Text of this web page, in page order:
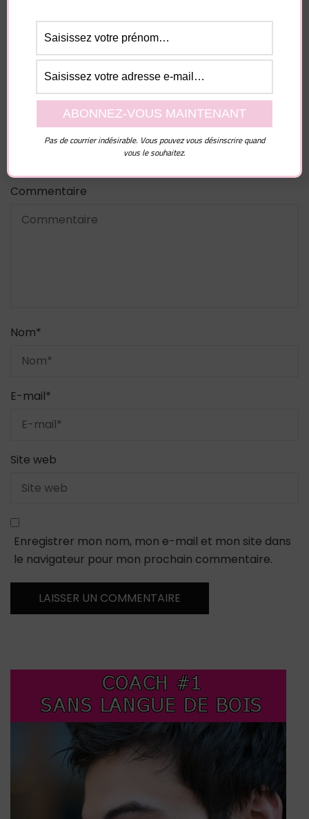
Laisser un commentaire
Votre adresse e-mail ne sera pas publiée.Les
Commentaire
Nom*
E-mail*
Site web
Enregistrer mon nom, mon e-mail et mon site dans
le navigateur pour mon prochain commentaire.
Pas de courrier indésirable. Vous pouvez vous désinscrire quand
vous le souhaitez.